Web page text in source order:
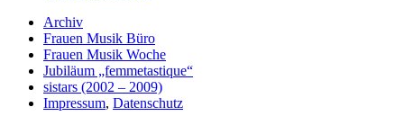
Archiv
Frauen Musik Büro
Frauen Musik Woche
Jubiläum „femmetastique“
sistars (2002 – 2009)
Impressum, Datenschutz